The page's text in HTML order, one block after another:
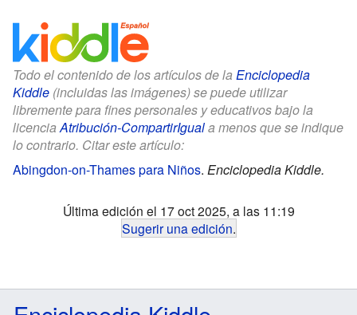
Todo el contenido de los artículos de la Enciclopedia
Kiddle (incluidas las imágenes) se puede utilizar
libremente para fines personales y educativos bajo la
licencia Atribución-CompartirIguala menos que se indique
lo contrario. Citar este artículo:
Abingdon-on-Thames para Niños. Enciclopedia Kiddle.
Última edición el 17 oct 2025, a las 11:19
Sugerir una edición.